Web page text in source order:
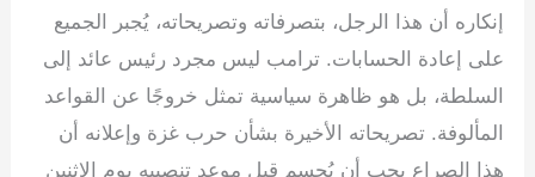
k
إنكاره أن هذا الرجل، بتصرفاته وتصريحاته، يُجبر الجميع
على إعادة الحسابات. ترامب ليس مجرد رئيس عائد إلى
السلطة، بل هو ظاهرة سياسية تمثل خروجًا عن القواعد
المألوفة. تصريحاته الأخيرة بشأن حرب غزة وإعلانه أن
هذا الصراع يجب أن يُحسم قبل موعد تنصيبه يوم الاثنين